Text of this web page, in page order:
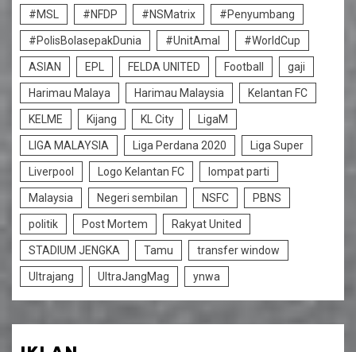
#MSL #NFDP #NSMatrix #Penyumbang
#PolisBolasepakDunia #UnitAmal #WorldCup
ASIAN EPL FELDA UNITED Football gaji
Harimau Malaya Harimau Malaysia Kelantan FC
KELME Kijang KL City LigaM
LIGA MALAYSIA Liga Perdana 2020 Liga Super
Liverpool Logo Kelantan FC lompat parti
Malaysia Negeri sembilan NSFC PBNS
politik Post Mortem Rakyat United
STADIUM JENGKA Tamu transfer window
Ultrajang UltraJangMag ynwa